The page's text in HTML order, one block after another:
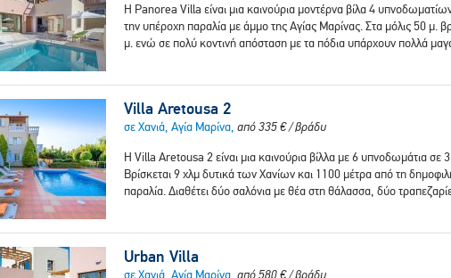
Η Panorea Villa είναι μια καινούρια μοντέρνα βίλα 4
την υπέροχη παραλία με άμμο της Αγίας Μαρίνας. Στα μόλις 50 μ.
μ. ενώ σε πολύ κοντινή απόσταση με τα πόδια υπάρχουν πολλά
Villa Aretousa 2
σε Χανιά, Αγία Μαρίνα, από335€/ βράδυ
H Villa Aretousa 2 είναι μια καινούρια βίλλα με 6 υπνοδωμάτια σε
Βρίσκεται 9 χλμ δυτικά των Χανίων και 1100 μέτρα από τη
παραλία. Διαθέτει δύο σαλόνια με θέα στη θάλασσα, δύο
Urban Villa